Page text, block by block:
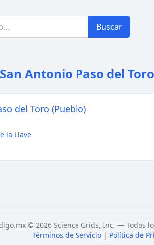
Buscar
Antonio Paso del
del Toro (Pueblo)
la Llave
© 2026 Science Grids, Inc. — Todos
Términos de Servicio | Política de